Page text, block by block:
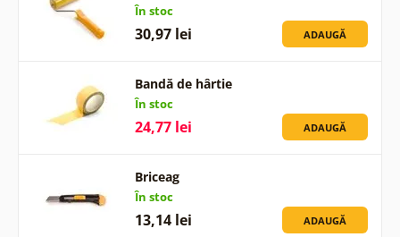
În stoc
30,97 lei ADAUGĂ
Bandă de hârtie
În stoc
24,77 lei ADAUGĂ
Briceag
În stoc
13,14 lei ADAUGĂ